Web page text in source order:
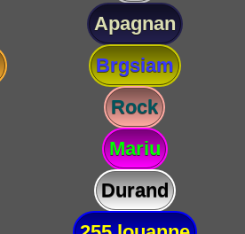
Apagnan
Brgsiam
Rock
Mariu
Durand